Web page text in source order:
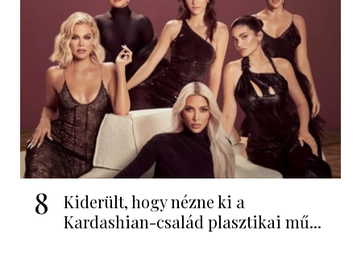
8
Kiderült, hogy nézne ki a
Kardashian-család plasztikai mű...